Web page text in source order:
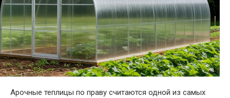
Арочные теплицы по праву считаются одной из самых